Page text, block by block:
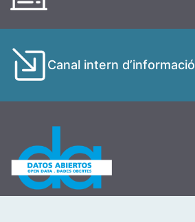
Canal intern d’informació